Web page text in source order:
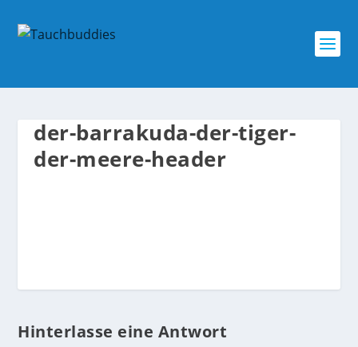
der-barrakuda-der-tiger-
der-meere-header
Hinterlasse eine Antwort